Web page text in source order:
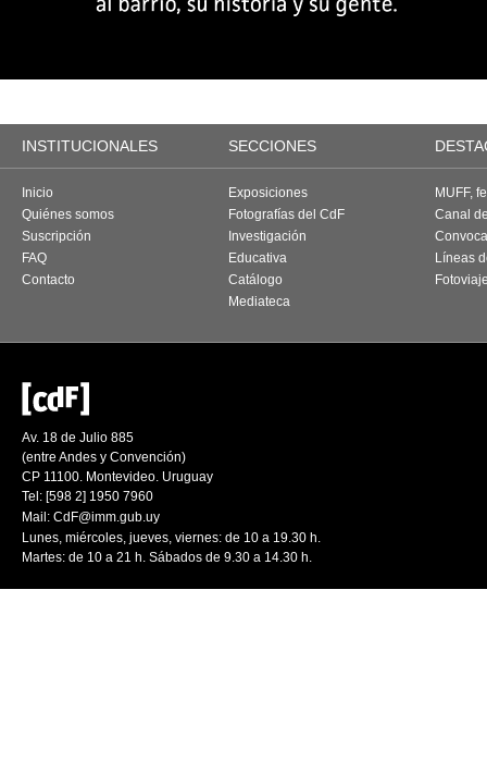
INSTITUCIONALES SECCIONES
Inicio
Quiénes somos
Suscripción
FAQ
Contacto
Exposiciones
Fotografías del CdF
Investigación
Educativa
Catálogo
Mediateca
MUFF,
Canal
Líneas
Av. 18 de Julio 885
(entre Andes y Convención)
CP 11100. Montevideo. Uruguay
Tel: [598 2] 1950 7960
Mail: CdF@imm.gub.uy
Lunes, miércoles, jueves, viernes: de 10 a 19.30 h.
Martes: de 10 a 21 h. Sábados de 9.30 a 14.30 h.